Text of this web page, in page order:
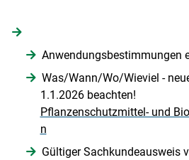
Anwendungsbestimmungen
Was/Wann/Wo/Wieviel -
1.1.2026 beachten!
Pflanzenschutzmittel- und
n
Gültiger Sachkundeausweis